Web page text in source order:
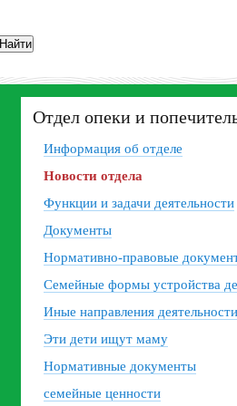
Найти
Отдел опеки и
Информация об отделе
Новости отдела
Функции и задачи деятельности
Документы
Нормативно-правовые
Семейные формы устройства
Иные направления деятельности
Эти дети ищут маму
Нормативные документы
семейные ценности